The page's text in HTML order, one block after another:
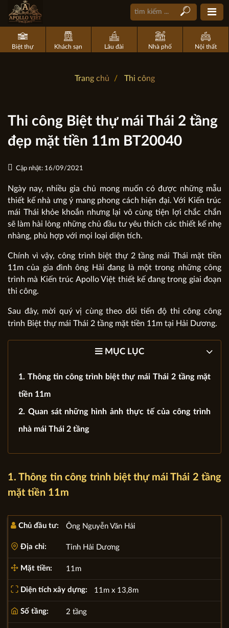
Biệt thự Khách sạn Lâu đài Nhà phố Nội thất
Trang chủ Thi công
Thi công Biệt thự mái Thái 2 tầng
đẹp mặt tiền 11m BT20040
Cập nhật: 16/09/2021
Ngày nay, nhiều gia chủ mong muốn có được những mẫu
thiết kế nhà ưng ý mang phong cách hiện đại. Với Kiến trúc
mái Thái khỏe khoắn nhưng lại vô cùng tiện lợi chắc chắn
sẽ làm hài lòng những chủ đầu tư yêu thích các thiết kế nhẹ
nhàng, phù hợp với mọi loại diện tích.
Chính vì vậy, công trình biệt thự 2 tầng mái Thái mặt tiền
11m của gia đình ông Hải đang là một trong những công
trình mà Kiến trúc Apollo Việt thiết kế đang trong giai đoạn
thi công.
Sau đây, mời quý vị cùng theo dõi tiến độ thi công công
trình Biệt thự mái Thái 2 tầng mặt tiền 11m tại Hải Dương.
MỤC LỤC
1. Thông tin công trình biệt thự mái Thái 2 tầng mặt
tiền 11m
2. Quan sát những hình ảnh thực tế của công trình
nhà mái Thái 2 tầng
1. Thông tin công trình biệt thự mái Thái 2 tầng
mặt tiền 11m
Chủ đầu tư: Ông Nguyễn Văn Hải
Địa chỉ: Tỉnh Hải Dương
Mặt tiền: 11m
Diện tích xây dựng: 11m x 13,8m
Số tầng: 2 tầng